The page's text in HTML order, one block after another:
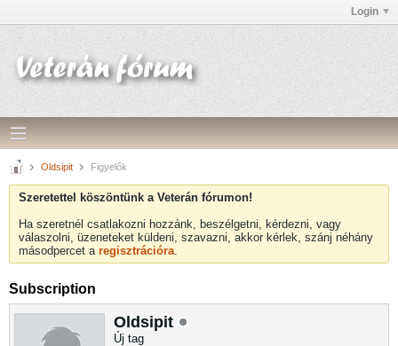
Login
Oldsipit Figyelők
Szeretettel köszöntünk a Veterán fórumon!
Ha szeretnél csatlakozni hozzánk, beszélgetni, kérdezni, vagy
válaszolni, üzeneteket küldeni, szavazni, akkor kérlek, szánj néhány
másodpercet a regisztrációra.
Subscription
Oldsipit
Új tag